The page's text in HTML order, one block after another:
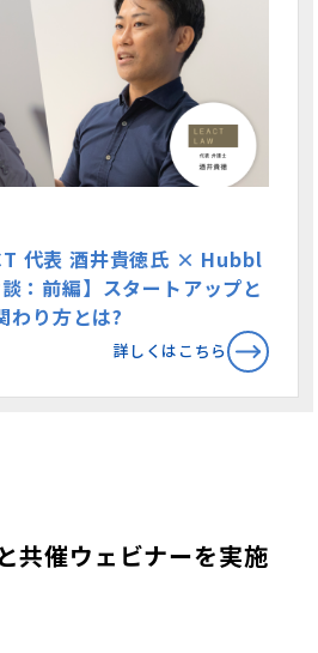
代表 酒井貴徳氏 × Hubbl
：前編】スタートアップと
わり方とは?
詳しくはこちら
共催ウェビナーを実施